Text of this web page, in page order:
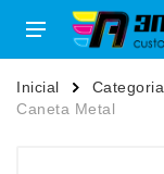
Inicial Categoria
Caneta Metal